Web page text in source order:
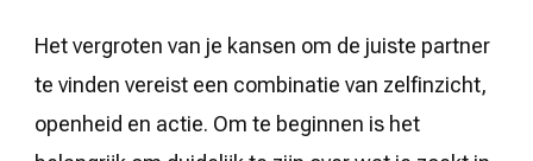
Het vergroten van je kansen om de juiste partner
te vinden vereist een combinatie van zelfinzicht,
openheid en actie. Om te beginnen is het